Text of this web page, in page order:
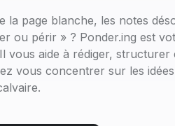
la page blanche, les notes
ou périr » ? Ponder.ing est
vous aide à rédiger, structurer
vous concentrer sur les